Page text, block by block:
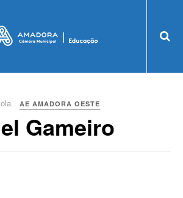
AE AMADORA OESTE
Gameiro